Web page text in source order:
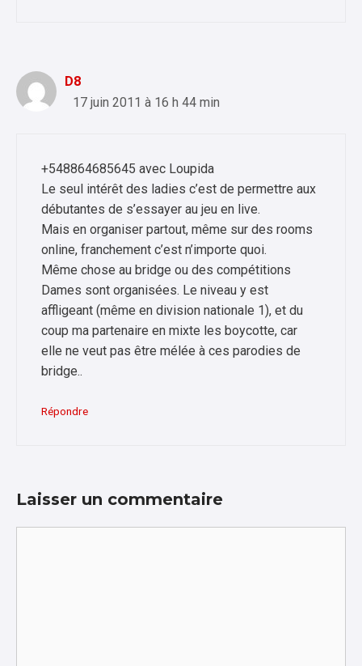
D8
17 juin 2011 à 16 h 44 min
+548864685645 avec Loupida
Le seul intérêt des ladies c’est de permettre aux
débutantes de s’essayer au jeu en live.
Mais en organiser partout, même sur des rooms
online, franchement c’est n’importe quoi.
Même chose au bridge ou des compétitions
Dames sont organisées. Le niveau y est
affligeant (même en division nationale 1), et du
coup ma partenaire en mixte les boycotte, car
elle ne veut pas être mélée à ces parodies de
bridge..
Répondre
Laisser un commentaire